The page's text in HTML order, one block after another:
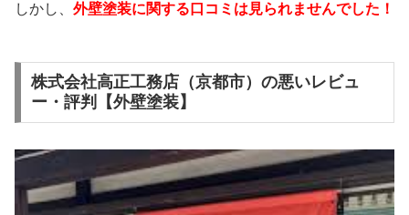
しかし、 外壁塗装に関する口コミは見られませんでした！
株式会社高正工務店（京都市）の悪いレビュ
ー・評判【外壁塗装】